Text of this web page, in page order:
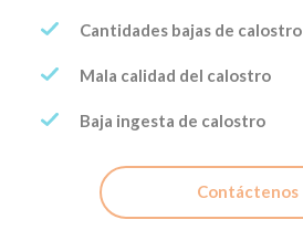
Cantidades bajas de calostro
Mala calidad del calostro
Baja ingesta de calostro
Contáctenos